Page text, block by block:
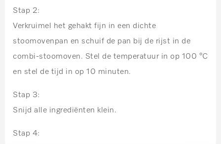
Stap 2:
Verkruimel het gehakt fijn in een dichte
stoomovenpan en schuif de pan bij de rijst in de
combi-stoomoven. Stel de temperatuur in op 100 °C
en stel de tijd in op 10 minuten.
Stap 3:
Snijd alle ingrediënten klein.
Stap 4: